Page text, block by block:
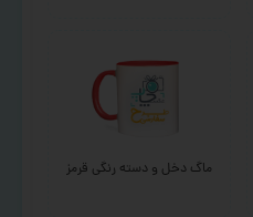
ماگ دخل و دسته رنگی قرمز